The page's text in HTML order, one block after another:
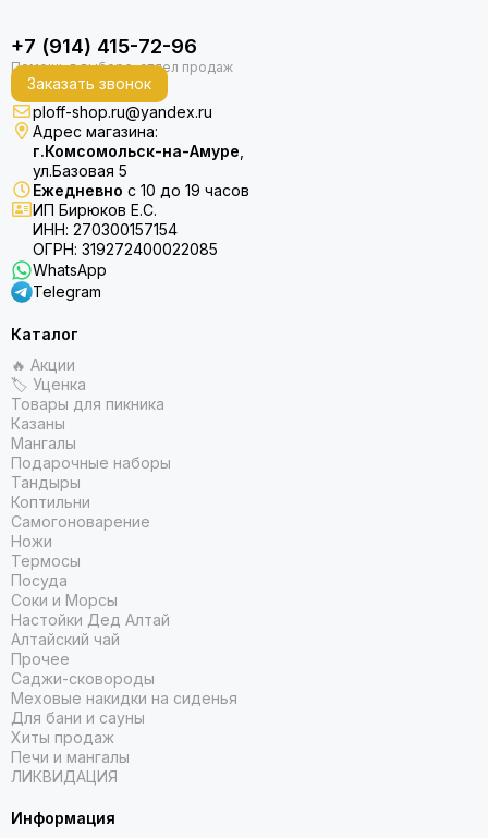
+7 (914) 415-72-96
Заказать звонок
ploff-shop.ru@yandex.ru
Адрес магазина:
г.Комсомольск-на-Амуре
ул.Базовая 5
Ежедневно с 10 до 19 часов
ИП Бирюков Е.С.
ИНН: 270300157154
ОГРН: 319272400022085
WhatsApp
Telegram
Каталог
🔥 Акции
🏷 Уценка
Товары для пикника
Казаны
Мангалы
Подарочные наборы
Тандыры
Коптильни
Самогоноварение
Ножи
Термосы
Посуда
Соки и Морсы
Настойки Дед Алтай
Алтайский чай
Прочее
Саджи-сковороды
Меховые накидки на сиденья
Для бани и сауны
Хиты продаж
Печи и мангалы
ЛИКВИДАЦИЯ
Информация